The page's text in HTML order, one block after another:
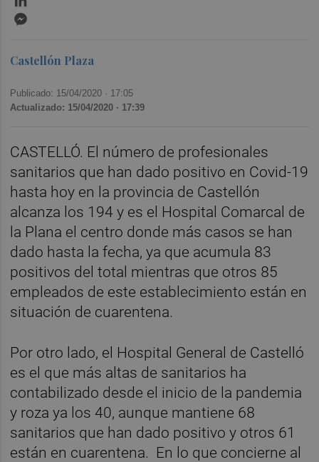
Castellón Plaza
Publicado: 15/04/2020 · 17:05
Actualizado: 15/04/2020 · 17:39
CASTELLÓ. El número de profesionales
sanitarios que han dado positivo en Covid-19
hasta hoy en la provincia de Castellón
alcanza los 194 y es el Hospital Comarcal de
la Plana el centro donde más casos se han
dado hasta la fecha, ya que acumula 83
positivos del total mientras que otros 85
empleados de este establecimiento están en
situación de cuarentena.
Por otro lado, el Hospital General de Castelló
es el que más altas de sanitarios ha
contabilizado desde el inicio de la pandemia
y roza ya los 40, aunque mantiene 68
sanitarios que han dado positivo y otros 61
están en cuarentena. En lo que concierne al